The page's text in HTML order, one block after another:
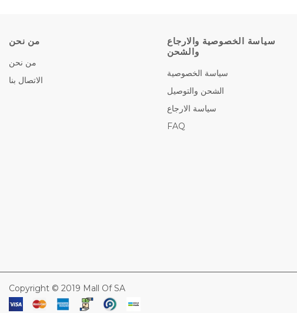
من نحن
من نحن
الاتصال بنا
سياسة الخصوصية والارجاع
والشحن
سياسة الخصوصية
الشحن والتوصيل
سياسة الارجاع
FAQ
Copyright © 2019 Mall Of SA